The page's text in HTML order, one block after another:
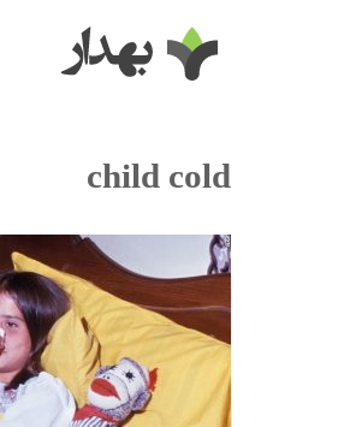
child cold